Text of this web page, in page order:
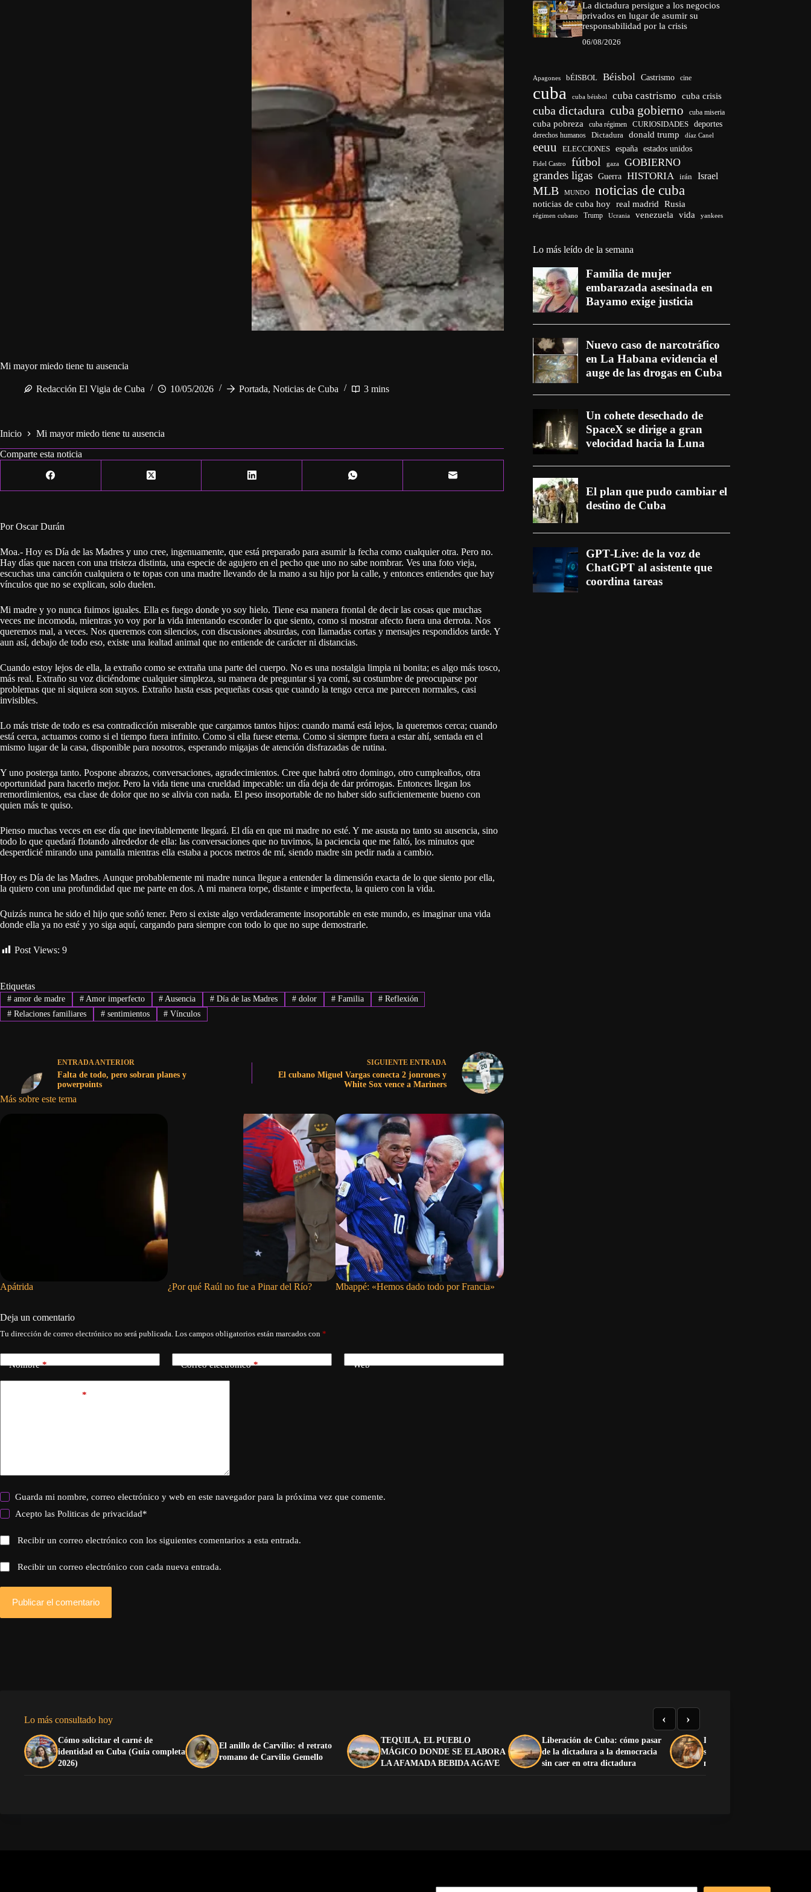
Mi mayor miedo tiene tu ausencia
Redacción El Vigia de Cuba 10/05/2026 Portada, Noticias de Cuba 3 mins
Inicio
Mi mayor miedo tiene tu ausencia
Comparte esta noticia
Por Oscar Durán
Moa.- Hoy es Día de las Madres y uno cree, ingenuamente, que está preparado para asumir la fecha como cualquier otra. Pero no.
Hay días que nacen con una tristeza distinta, una especie de agujero en el pecho que uno no sabe nombrar. Ves una foto vieja,
escuchas una canción cualquiera o te topas con una madre llevando de la mano a su hijo por la calle, y entonces entiendes que hay
vínculos que no se explican, solo duelen.
Mi madre y yo nunca fuimos iguales. Ella es fuego donde yo soy hielo. Tiene esa manera frontal de decir las cosas que muchas
veces me incomoda, mientras yo voy por la vida intentando esconder lo que siento, como si mostrar afecto fuera una derrota. Nos
queremos mal, a veces. Nos queremos con silencios, con discusiones absurdas, con llamadas cortas y mensajes respondidos tarde. Y
aun así, debajo de todo eso, existe una lealtad animal que no entiende de carácter ni distancias.
Cuando estoy lejos de ella, la extraño como se extraña una parte del cuerpo. No es una nostalgia limpia ni bonita; es algo más tosco,
más real. Extraño su voz diciéndome cualquier simpleza, su manera de preguntar si ya comí, su costumbre de preocuparse por
problemas que ni siquiera son suyos. Extraño hasta esas pequeñas cosas que cuando la tengo cerca me parecen normales, casi
invisibles.
Lo más triste de todo es esa contradicción miserable que cargamos tantos hijos: cuando mamá está lejos, la queremos cerca; cuando
está cerca, actuamos como si el tiempo fuera infinito. Como si ella fuese eterna. Como si siempre fuera a estar ahí, sentada en el
mismo lugar de la casa, disponible para nosotros, esperando migajas de atención disfrazadas de rutina.
Y uno posterga tanto. Pospone abrazos, conversaciones, agradecimientos. Cree que habrá otro domingo, otro cumpleaños, otra
oportunidad para hacerlo mejor. Pero la vida tiene una crueldad impecable: un día deja de dar prórrogas. Entonces llegan los
remordimientos, esa clase de dolor que no se alivia con nada. El peso insoportable de no haber sido suficientemente bueno con
quien más te quiso.
Pienso muchas veces en ese día que inevitablemente llegará. El día en que mi madre no esté. Y me asusta no tanto su ausencia, sino
todo lo que quedará flotando alrededor de ella: las conversaciones que no tuvimos, la paciencia que me faltó, los minutos que
desperdicié mirando una pantalla mientras ella estaba a pocos metros de mí, siendo madre sin pedir nada a cambio.
Hoy es Día de las Madres. Aunque probablemente mi madre nunca llegue a entender la dimensión exacta de lo que siento por ella,
la quiero con una profundidad que me parte en dos. A mi manera torpe, distante e imperfecta, la quiero con la vida.
Quizás nunca he sido el hijo que soñó tener. Pero si existe algo verdaderamente insoportable en este mundo, es imaginar una vida
donde ella ya no esté y yo siga aquí, cargando para siempre con todo lo que no supe demostrarle.
Post Views: 9
Etiquetas
#amor de madre #Amor imperfecto # Ausencia # Día de las Madres # dolor #Familia #Reflexión
#Relaciones familiares #sentimientos # Vínculos
ENTRADA ANTERIOR
Falta de todo, pero sobran planes y
powerpoints
SIGUIENTE ENTRADA
El cubano Miguel Vargas conecta 2 jonrones y
White Sox vence a Mariners
Más sobre este tema
Apátrida ¿Por qué Raúl no fue a Pinar del Río? Mbappé: «Hemos dado todo por Francia»
Deja un comentario
Tu dirección de correo electrónico no será publicada. Los campos obligatorios están marcados con *
Nombre* Correo electrónico* Web
*
Guarda mi nombre, correo electrónico y web en este navegador para la próxima vez que comente.
Acepto lasPoliticas de privacidad*
Recibir un correo electrónico con los siguientes comentarios a esta entrada.
Recibir un correo electrónico con cada nueva entrada.
Publicar el comentario
La dictadura persigue a los negocios
privados en lugar de asumir su
responsabilidad por la crisis
06/08/2026
Apagones bÉISBOL Béisbol Castrismo cine
cuba cuba béisbol cuba castrismo cuba crisis
cuba dictadura cuba gobierno cuba miseria
cuba pobreza cuba régimen CURIOSIDADES deportes
derechos humanos Dictadura donald trump díaz Canel
eeuu ELECCIONES españa estados unidos
Fidel Castro fútbol gaza GOBIERNO
grandes ligas Guerra HISTORIA irán Israel
MLB MUNDO noticias de cuba
noticias de cuba hoy real madrid Rusia
régimen cubano Trump Ucrania venezuela vida yankees
Lo más leído de la semana
Lo más consultado hoy
Cómo solicitar el carné de
identidad en Cuba (Guía completa
2026)
El anillo de Carvilio: el retrato
romano de Carvilio Gemello
TEQUILA, EL PUEBLO
MÁGICO DONDE SE ELABORA
LA AFAMADA BEBIDA AGAVE
Liberación de Cuba: cómo pasar
de la dictadura a la democracia
sin caer en otra dictadura
La Charada Cubana:
significado y lista completa
números del 1 al 100
‹ ›